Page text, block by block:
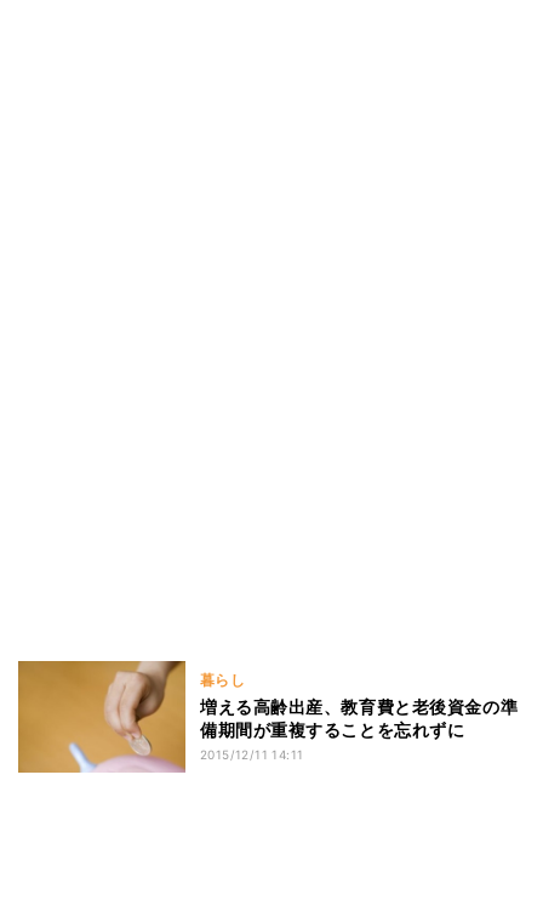
暮らし
増える高齢出産、教育費と老後資金の準
備期間が重複することを忘れずに
2015/12/11 14:11